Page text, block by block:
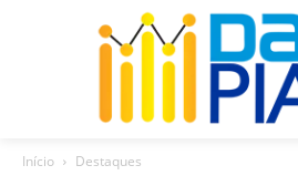
Início Destaques